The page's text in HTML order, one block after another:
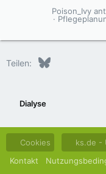
Poison_Ivy
Teilen: Bluesky
Dialyse
Cookies ks.de -
Kontakt